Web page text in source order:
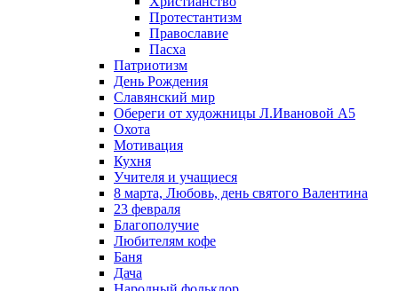
Протестантизм
Православие
Пасха
Патриотизм
День Рождения
Славянский мир
Обереги от художницы Л.Ивановой А5
Охота
Мотивация
Кухня
Учителя и учащиеся
8 марта, Любовь, день святого Валентина
23 февраля
Благополучие
Любителям кофе
Баня
Дача